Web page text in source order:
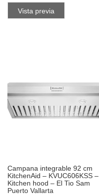
Vista previa
Campana integrable 92 cm
KitchenAid – KVUC606KSS –
Kitchen hood – El Tio Sam
Puerto Vallarta